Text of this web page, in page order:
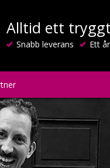
Alltid ett
Snabb leverans Ett